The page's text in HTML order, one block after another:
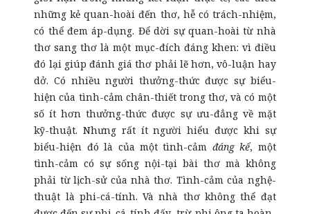
những kẻ quan-hoài đến thơ, hễ có trách-nhiệm,
có thể đem áp-dụng. Để dời sự quan-hoài từ nhà
thơ sang thơ là một mục-đích đáng khen: vì điều
đó lại giúp đánh giá thơ phải lẽ hơn, vô-luận hay
dở. Có nhiều người thưởng-thức được sự biểu-
hiện của tình-cảm chân-thiết trong thơ, và có một
số ít hơn thưởng-thức được sự ưu-đẳng về mặt
kỹ-thuật. Nhưng rất ít người hiểu được khi sự
biểu-hiện đó là của một tình-cảm đáng kể, một
tình-cảm có sự sống nội-tại bài thơ mà không
phải từ lịch-sử của nhà thơ. Tình-cảm của nghệ-
thuật là phi-cá-tính. Và nhà thơ không thể đạt